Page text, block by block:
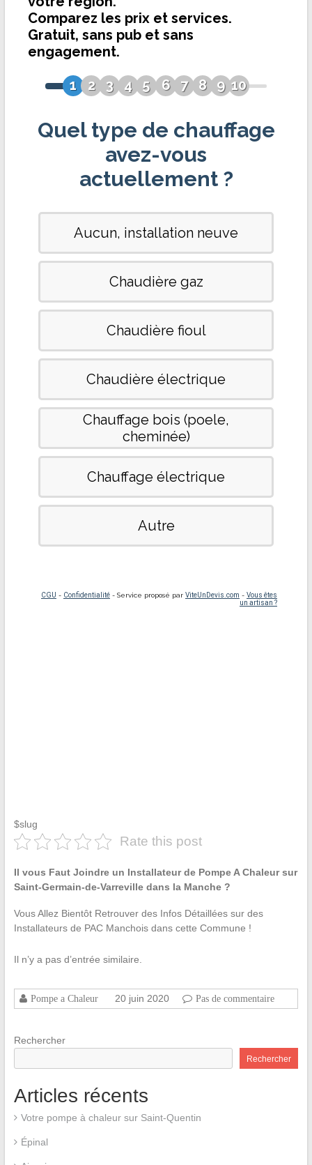
$slug
Rate this post
Il vous Faut Joindre un Installateur de Pompe A Chaleur sur
Saint-Germain-de-Varreville dans la Manche ?
Vous Allez Bientôt Retrouver des Infos Détaillées sur des
Installateurs de PAC Manchois dans cette Commune !
Il n’y a pas d’entrée similaire.
Pompe a Chaleur 20 juin 2020 Pas de commentaire
Rechercher
Rechercher
Articles récents
Votre pompe à chaleur sur Saint-Quentin
Épinal